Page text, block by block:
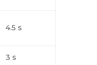
4.5 s
3 s